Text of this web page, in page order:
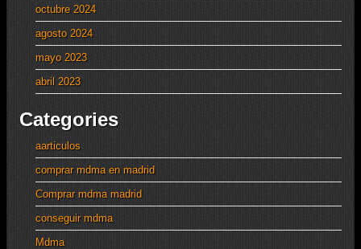
octubre 2024
agosto 2024
mayo 2023
abril 2023
Categories
aarticulos
comprar mdma en madrid
Comprar mdma madrid
conseguir mdma
Mdma